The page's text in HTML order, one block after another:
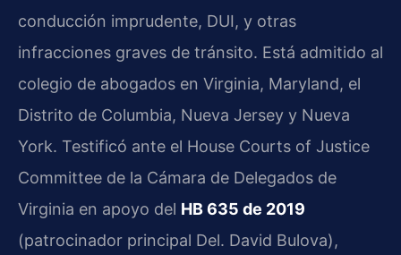
conducción imprudente, DUI, y otras
infracciones graves de tránsito. Está admitido al
colegio de abogados en Virginia, Maryland, el
Distrito de Columbia, Nueva Jersey y Nueva
York. Testificó ante el House Courts of Justice
Committee de la Cámara de Delegados de
Virginia en apoyo del HB 635 de 2019
(patrocinador principal Del. David Bulova),